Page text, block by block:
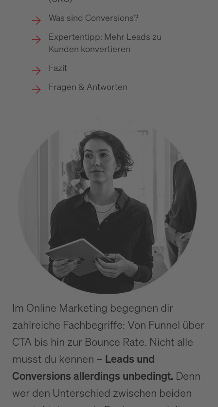
Was sind Conversions?
Expertentipp: Mehr Leads zu
Kunden konvertieren
Fazit
Fragen & Antworten
Im Online Marketing begegnen dir
zahlreiche Fachbegriffe: Von Funnel über
CTA bis hin zur Bounce Rate. Nicht alle
musst du kennen – Leads und
Conversions allerdings unbedingt. Denn
wer den Unterschied zwischen beiden